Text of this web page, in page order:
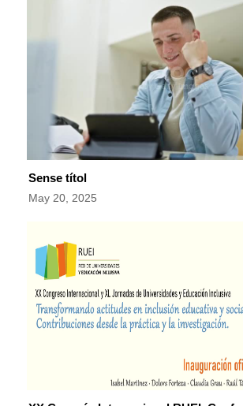
Sense títol
May 20, 2025